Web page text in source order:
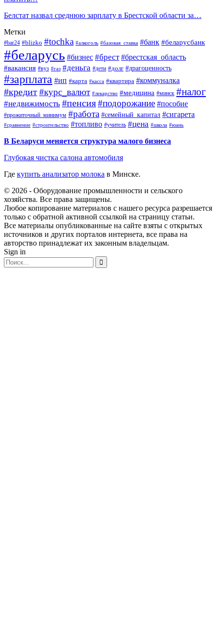
Белстат назвал среднюю зарплату в Брестской области за…
Метки
#bar24 #blizko #tochka #алкоголь #базовая_ставка #банк #беларусбанк
#беларусь #бизнес #брест #брестская_область
#вакансия #вуз #газ #деньга #дети #долг #драгоценность
#зарплата #ип #карта #касса #квартира #коммуналка
#кредит#курс_валют #лекарство #медицина #минск #налог
#недвижимость #пенсия#подорожание #пособие
#прожиточный_минимум #работа #семейный_капитал #сигарета
#сравнение #строительство #топливо #учитель #цена #школа #юань
В Беларуси меняется структура малого бизнеса
Глубокая чистка салона автомобиля
Где купить анализатор молока в Минске.
© 2026 - Оборудование промышленности и сельского
хозяйства. Все права защищены.
Любое копирование материалов с нашего ресурса разрешается
только с обратной активной ссылкой на страницу статьи.
Все материалы опубликованные на сайте взяты с открытых
источников и других порталов интернета, все права на
авторство принадлежат их законным владельцам.
Sign in